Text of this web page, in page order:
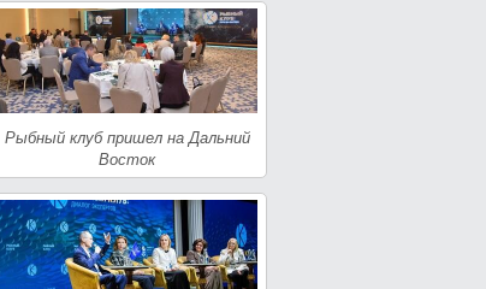
Рыбный клуб пришел на Дальний
Восток